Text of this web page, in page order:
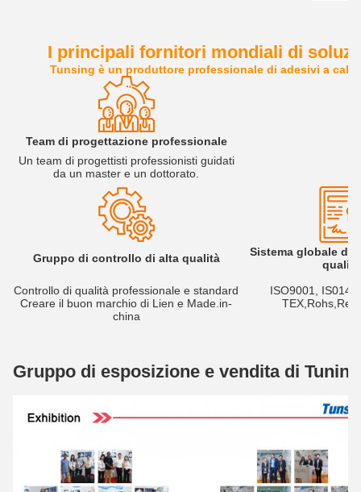
I principali fornitori mondiali di
Tunsing è un produttore professionale di adesivi a
Team di progettazione professionale
Un team di progettisti professionisti guidati
da un master e un dottorato.
Gruppo di controllo di alta qualità
Sistema globale di
qualità
Controllo di qualità professionale e standard
Creare il buon marchio di Lien e Made.in-
china
ISO9001,
Gruppo di esposizione e vendita di Tuning